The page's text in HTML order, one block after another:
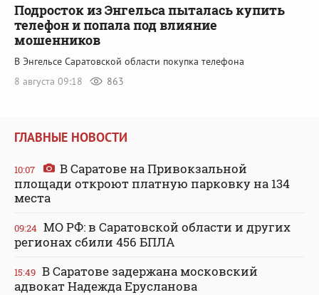
Подросток из Энгельса пыталась купить
телефон и попала под влияние
мошенников
В Энгельсе Саратовской области покупка телефона
8 августа 09:18
863
ГЛАВНЫЕ НОВОСТИ
10:07
В Саратове на Привокзальной
площади откроют платную парковку на 134
места
09:24 МО РФ: в Саратовской области и других
регионах сбили 456 БПЛА
15:49 В Саратове задержана московский
адвокат Надежда Ерусланова